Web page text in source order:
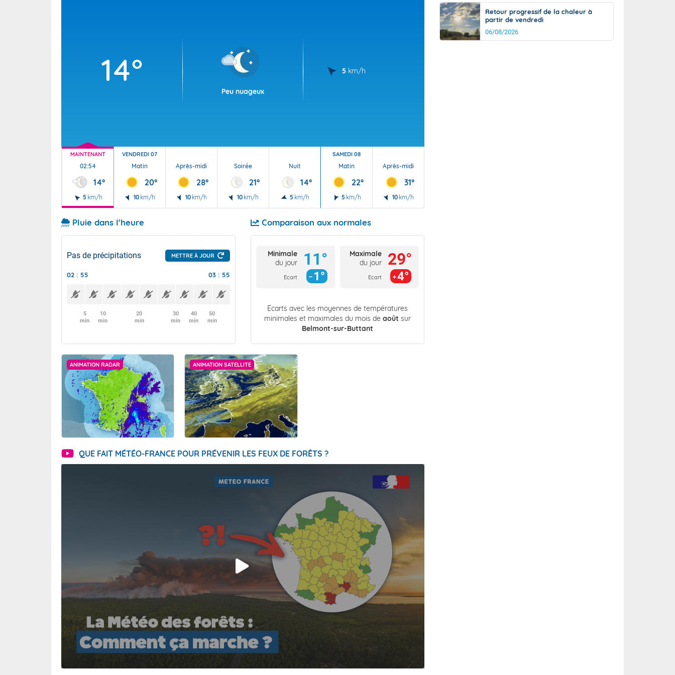
14°
Peu nuageux
5 km/h
MAINTENANT
02:54
14°
5 km/h
VENDREDI 07
Matin
20°
10 km/h
Après-midi
28°
10 km/h
Soirée
21°
10 km/h
Nuit
14°
5 km/h
SAMEDI 08
Matin
22°
5 km/h
Après-midi
31°
10 km/h
Pluie dans l'heure
Pas de précipitations METTRE À JOUR
02 : 55 03 : 55
5
min
10
min
20
min
30
min
40
min
50
min
Comparaison aux normales
Minimale
du jour
Ecart
11°
1°
Maximale
du jour
Ecart
29°
4°
Écarts avec les moyennes de températures
minimales et maximales du mois de août sur
Belmont-sur-Buttant
ANIMATION RADAR ANIMATION SATELLITE
QUE FAIT MÉTÉO-FRANCE POUR PRÉVENIR LES FEUX DE FORÊTS ?
Retour progressif de la chaleur à
partir de vendredi
06/08/2026